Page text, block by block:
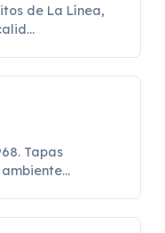
de La Línea,
Tapas